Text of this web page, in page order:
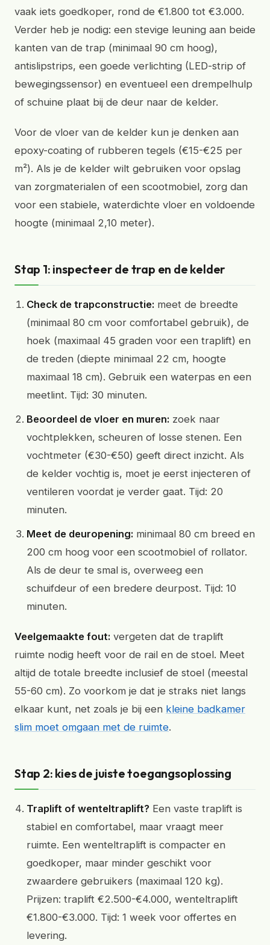
vaak iets goedkoper, rond de €1.800 tot €3.000.
Verder heb je nodig: een stevige leuning aan beide
kanten van de trap (minimaal 90 cm hoog),
antislipstrips, een goede verlichting (LED-strip of
bewegingssensor) en eventueel een drempelhulp
of schuine plaat bij de deur naar de kelder.
Voor de vloer van de kelder kun je denken aan
epoxy-coating of rubberen tegels (€15-€25 per
m²). Als je de kelder wilt gebruiken voor opslag
van zorgmaterialen of een scootmobiel, zorg dan
voor een stabiele, waterdichte vloer en voldoende
hoogte (minimaal 2,10 meter).
Stap 1: inspecteer de trap en de kelder
Check de trapconstructie: meet de breedte
(minimaal 80 cm voor comfortabel gebruik), de
hoek (maximaal 45 graden voor een traplift) en
de treden (diepte minimaal 22 cm, hoogte
maximaal 18 cm). Gebruik een waterpas en een
meetlint. Tijd: 30 minuten.
Beoordeel de vloer en muren: zoek naar
vochtplekken, scheuren of losse stenen. Een
vochtmeter (€30-€50) geeft direct inzicht. Als
de kelder vochtig is, moet je eerst injecteren of
ventileren voordat je verder gaat. Tijd: 20
minuten.
Meet de deuropening: minimaal 80 cm breed en
200 cm hoog voor een scootmobiel of rollator.
Als de deur te smal is, overweeg een
schuifdeur of een bredere deurpost. Tijd: 10
minuten.
Veelgemaakte fout: vergeten dat de traplift
ruimte nodig heeft voor de rail en de stoel. Meet
altijd de totale breedte inclusief de stoel (meestal
55-60 cm). Zo voorkom je dat je straks niet langs
elkaar kunt, net zoals je bij een kleine badkamer
slim moet omgaan met de ruimte.
Stap 2: kies de juiste toegangsoplossing
Traplift of wenteltraplift? Een vaste traplift is
stabiel en comfortabel, maar vraagt meer
ruimte. Een wenteltraplift is compacter en
goedkoper, maar minder geschikt voor
zwaardere gebruikers (maximaal 120 kg).
Prijzen: traplift €2.500-€4.000, wenteltraplift
€1.800-€3.000. Tijd: 1 week voor offertes en
levering.